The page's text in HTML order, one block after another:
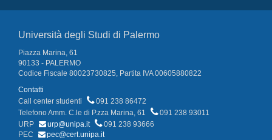
Università degli Studi di Palermo
Piazza Marina, 61
90133 - PALERMO
Codice Fiscale 80023730825, Partita IVA 00605880822
Contatti
Call center studenti
091 238 86472
Telefono Amm. C.le di P.zza Marina, 61
091 238 93011
URP
urp@unipa.it
091 238 93666
PEC
pec@cert.unipa.it